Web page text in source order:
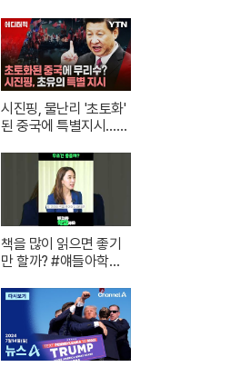
시진핑, 물난리 '초토화'
된 중국에 특별지시…여
재난방송은 YTN
책을 많이 읽으면 좋기
만 할까? #얘들아학교
로운초등생활